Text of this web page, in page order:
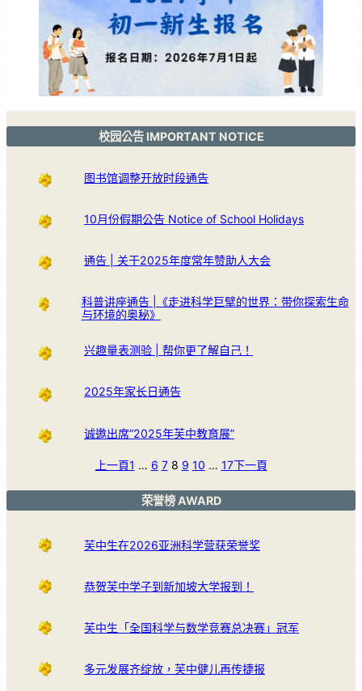
校园公告 IMPORTANT NOTICE
图书馆调整开放时段通告
10月份假期公告 Notice of School Holidays
通告 | 关于2025年度常年赞助人大会
科普讲座通告 |《走进科学巨擘的世界：带你探索生命
与环境的奥秘》
兴趣量表测验 | 帮你更了解自己！
2025年家长日通告
诚邀出席“2025年芙中教育展”
上一頁1 … 6 7 8 9 10 … 17下一頁
荣誉榜 AWARD
芙中生在2026亚洲科学营获荣誉奖
恭贺芙中学子到新加坡大学报到！
芙中生「全国科学与数学竞赛总决赛」冠军
多元发展齐绽放，芙中健儿再传捷报